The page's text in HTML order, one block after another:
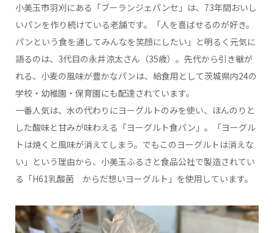
小美玉市羽刈にある「ブーランジェパンセ」は、73年間おいし
いパンを作り続けている老舗です。「人を喜ばせるのが好き。
パンという食を通してみんなを笑顔にしたい」と明るく元気に
語るのは、3代目の永井涼太さん（35歳）。先代から引き継が
れる、小麦の風味が豊かなパンは、給食用として茨城県内24の
学校・幼稚園・保育園にも配達されています。
一番人気は、水の代わりにヨーグルトのみを使い、ほんのりと
した酸味と甘みが味わえる「ヨーグルト食パン」。「ヨーグル
トは焼くと風味が消えてしまう。でもこのヨーグルトは消えな
い」という理由から、小美玉ふるさと食品公社で製造されてい
る「H61乳酸菌 からだ想いヨーグルト」を使用しています。